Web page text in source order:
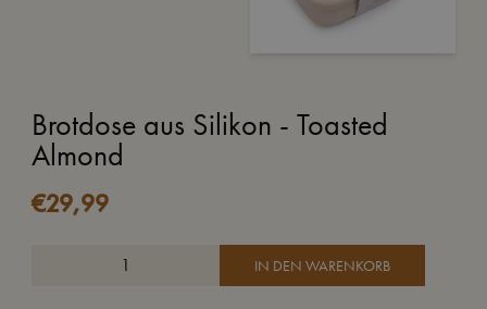
Brotdose aus Silikon - Toasted
Almond
€29,99
IN DEN WARENKORB